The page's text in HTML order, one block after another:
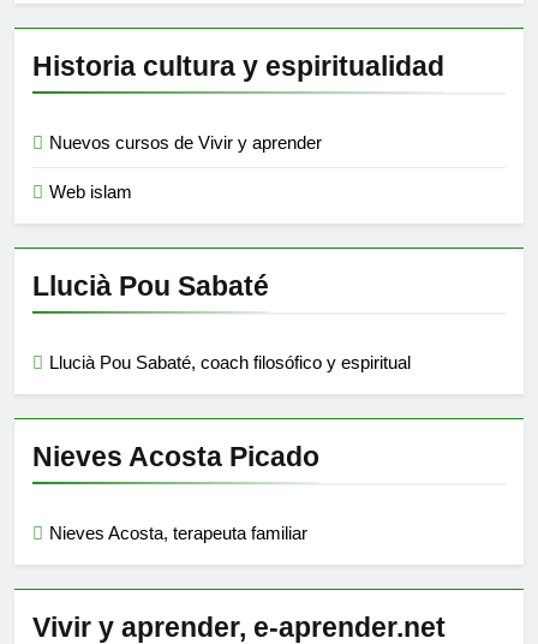
Historia cultura y espiritualidad
Nuevos cursos de Vivir y aprender
Web islam
Llucià Pou Sabaté
Llucià Pou Sabaté, coach filosófico y espiritual
Nieves Acosta Picado
Nieves Acosta, terapeuta familiar
Vivir y aprender, e-aprender.net